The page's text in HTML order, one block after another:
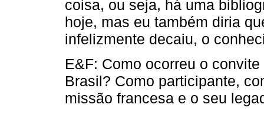
coisa, ou seja, há uma
hoje, mas eu também diria
infelizmente decaiu, o
E&F: Como ocorreu o
Brasil? Como participante,
missão francesa e o seu